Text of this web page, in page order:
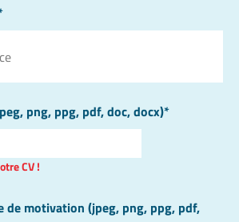
png, ppg, pdf, doc, docx)*
CV !
de motivation (jpeg, png, ppg, pdf,